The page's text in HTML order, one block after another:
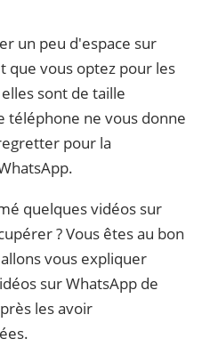
un peu d'espace sur
que vous optez pour les
sont de taille
téléphone ne vous donne
pour la
quelques vidéos sur
? Vous êtes au bon
vous expliquer
sur WhatsApp de
les avoir